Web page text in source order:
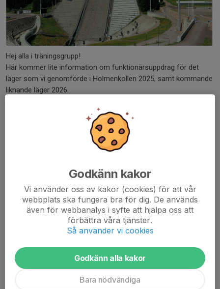
Hej alla i träningsgrupp!
Här kommer lite information om funktionärsuppdrag för det
läger som vi genomförde i Holmenkollen 2025, samt kommande
liknande läger 2026.
Tidigare läger på Holmenkollen kunde genomföras mot en...
0 kommentarer
Sista anmälan 14/11.
Se tidigare anslag.
Läs mer
20 okt 2025 5 kommentarer
Godkänn kakor
Vi använder oss av kakor (cookies) för att vår
webbplats ska fungera bra för dig. De används
även för webbanalys i syfte att hjälpa oss att
förbättra våra tjänster.
Så använder vi cookies
Godkänn alla kakor
Bara nödvändiga